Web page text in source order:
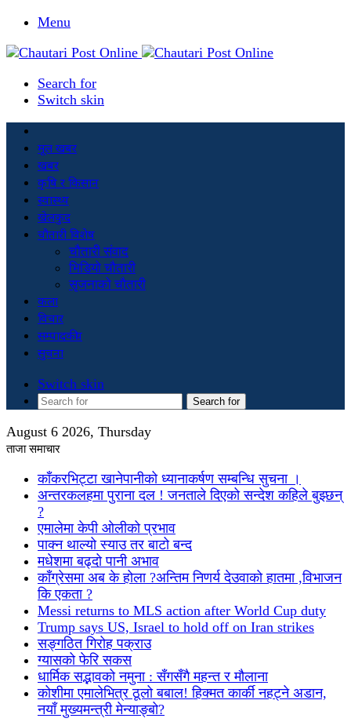
Menu
Search for
Switch skin
मूल खबर
खबर
कृषि र किसान
स्वास्थ्य
खेलकुद
चौतारी विशेष
चौतारी संवाद
भिडियो चौतारी
सृजनाको चौतारी
कला
विचार
सम्पादकीय
सुचना
Switch skin
Search for
August 6 2026, Thursday
ताजा समाचार
काँकरभिट्टा खानेपानीको ध्यानाकर्षण सम्बन्धि सुचना ।
अन्तरकलहमा पुराना दल ! जनताले दिएको सन्देश कहिले बुझ्छन्
?
एमालेमा केपी ओलीको प्रभाव
पाक्न थाल्यो स्याउ तर बाटो बन्द
मधेशमा बढ्दो पानी अभाव
काँग्रेसमा अब के होला ?अन्तिम निणर्य देउवाको हातमा ,विभाजन
कि एकता ?
Messi returns to MLS action after World Cup duty
Trump says US, Israel to hold off on Iran strikes
सङ्गठित गिरोह पक्राउ
ग्यासको फेरि सकस
धार्मिक सद्भावको नमुना : सँगसँगै महन्त र मौलाना
कोशीमा एमालेभित्र ठूलो बबाल! हिक्मत कार्की नहट्ने अडान,
नयाँ मुख्यमन्त्री मेन्याङ्बो?